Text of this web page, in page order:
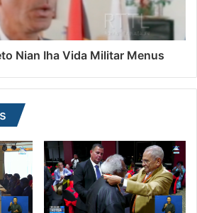
Nian Iha Vida Militar Menus